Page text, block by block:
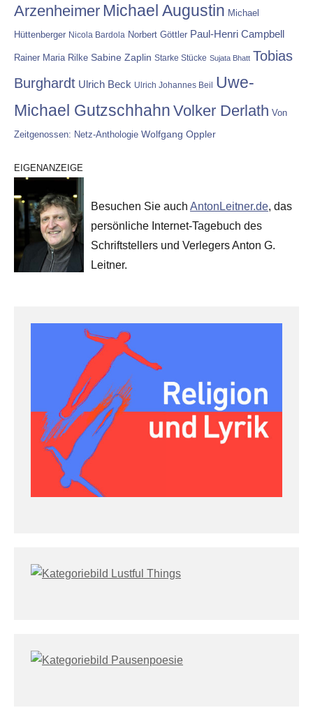
Arzenheimer Michael Augustin Michael
Hüttenberger Nicola Bardola Norbert Göttler Paul-Henri Campbell
Rainer Maria Rilke Sabine Zaplin Starke Stücke Sujata Bhatt Tobias
Burghardt Ulrich Beck Ulrich Johannes Beil Uwe-
Michael Gutzschhahn Volker Derlath Von
Zeitgenossen: Netz-Anthologie Wolfgang Oppler
EIGENANZEIGE
Besuchen Sie auch AntonLeitner.de, das
persönliche Internet-Tagebuch des
Schriftstellers und Verlegers Anton G.
Leitner.